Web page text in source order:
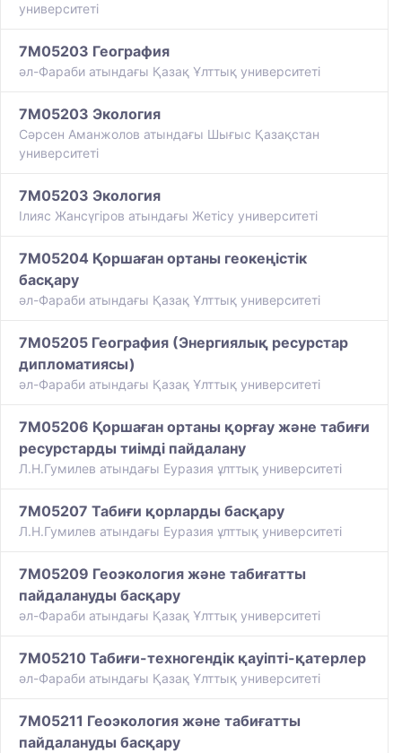
университеті
7M05203 География
әл-Фараби атындағы Қазақ Ұлттық университеті
7M05203 Экология
Сәрсен Аманжолов атындағы Шығыс Қазақстан
университеті
7M05203 Экология
Ілияс Жансүгіров атындағы Жетісу университеті
7M05204 Қоршаған ортаны геокеңістік
басқару
әл-Фараби атындағы Қазақ Ұлттық университеті
7M05205 География (Энергиялық ресурстар
дипломатиясы)
әл-Фараби атындағы Қазақ Ұлттық университеті
7M05206 Қоршаған ортаны қорғау және табиғи
ресурстарды тиімді пайдалану
Л.Н.Гумилев атындағы Еуразия ұлттық университеті
7M05207 Табиғи қорларды басқару
Л.Н.Гумилев атындағы Еуразия ұлттық университеті
7M05209 Геоэкология және табиғатты
пайдалануды басқару
әл-Фараби атындағы Қазақ Ұлттық университеті
7M05210 Табиғи-техногендік қауіпті-қатерлер
әл-Фараби атындағы Қазақ Ұлттық университеті
7M05211 Геоэкология және табиғатты
пайдалануды басқару